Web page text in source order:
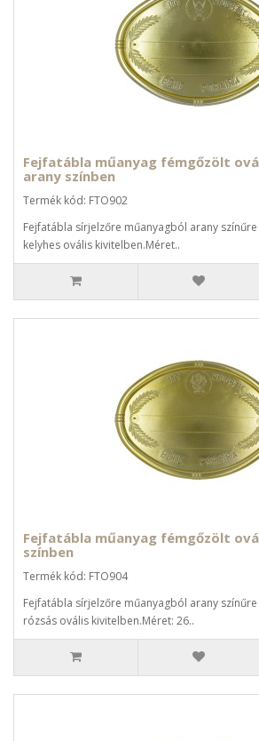
Fejfatábla műanyag fémgőzölt
arany színben
Termék kód: FTO902
Fejfatábla sírjelzőre műanyagból arany
kelyhes ovális kivitelben.Méret..
Fejfatábla műanyag fémgőzölt
színben
Termék kód: FTO904
Fejfatábla sírjelzőre műanyagból arany
rózsás ovális kivitelben.Méret: 26..